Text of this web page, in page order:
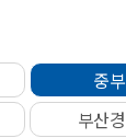
중
부산